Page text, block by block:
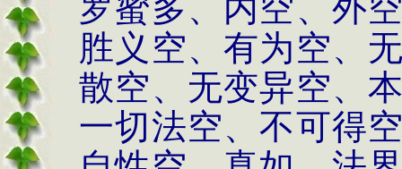
罗蜜多、内空、外
胜义空、有为空、
散空、无变异空、
一切法空、不可得